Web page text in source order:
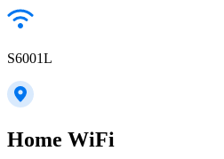
S6001L
Home WiFi